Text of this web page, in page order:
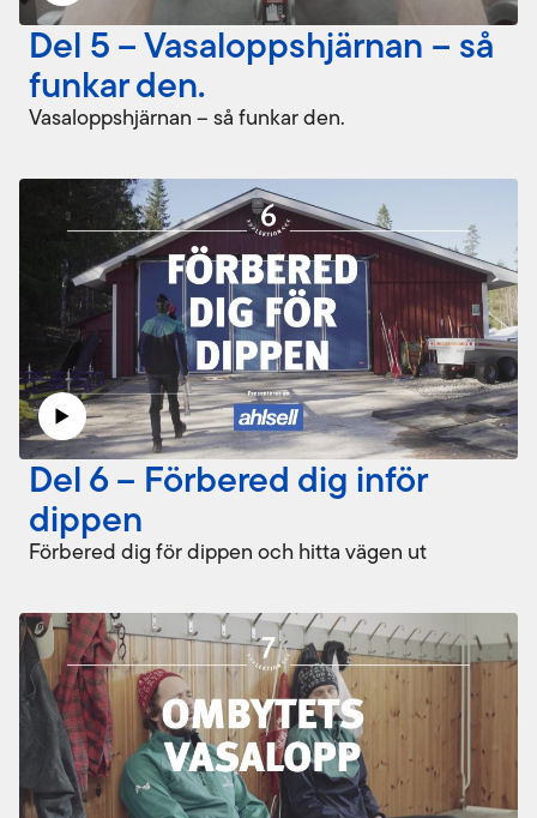
Del 5 – Vasaloppshjärnan – så
funkar den.
Vasaloppshjärnan – så funkar den.
Del 6 – Förbered dig inför
dippen
Förbered dig för dippen och hitta vägen ut